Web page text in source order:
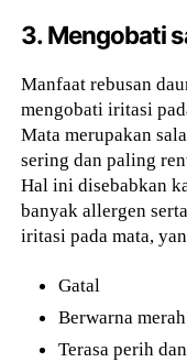
3. Mengobati
Manfaat rebusan
mengobati iritasi
Mata merupakan
sering dan paling
Hal ini disebabkan
banyak allergen
iritasi pada mata,
Gatal
Berwarna merah
Terasa perih